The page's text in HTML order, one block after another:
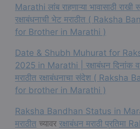
Marathi लांब राहणाऱ्या भावासाठी राखी
रक्षाबंधनाची भेट मराठीत ( Raksha
for Brother in Marathi )
Date & Shubh Muhurat for
2025 in Marathi | रक्षाबंधन दिनांक व
मराठीत रक्षाबंधनाचा संदेश (
for brother in Marathi )
Raksha Bandhan Status in
मराठीत च्यावर रक्षाबंधन मराठी